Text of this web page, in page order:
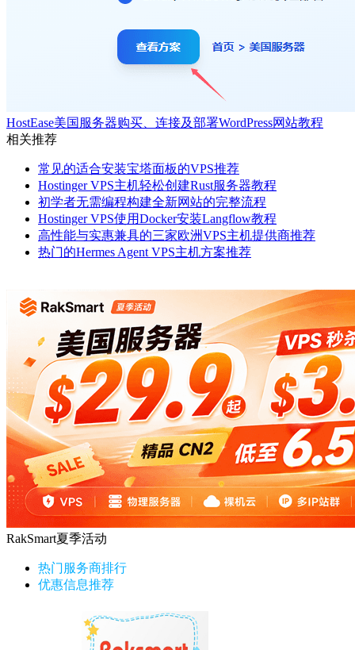
HostEase美国服务器购买、连接及部署WordPress网站教程
相关推荐
常见的适合安装宝塔面板的VPS推荐
Hostinger VPS主机轻松创建Rust服务器教程
初学者无需编程构建全新网站的完整流程
Hostinger VPS使用Docker安装Langflow教程
高性能与实惠兼具的三家欧洲VPS主机提供商推荐
热门的Hermes Agent VPS主机方案推荐
RakSmart夏季活动
热门服务商排行
优惠信息推荐